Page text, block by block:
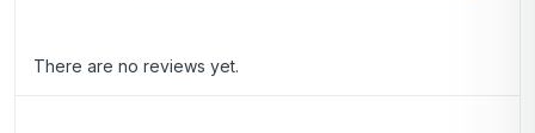
There are no reviews yet.